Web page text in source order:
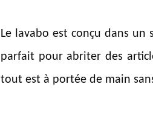
Le lavabo est conçu dans
parfait pour abriter des
tout est à portée de main